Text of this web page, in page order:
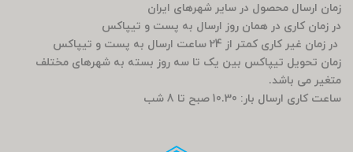
زمان ارسال محصول در سایر شهرهای ایران
در زمان کاری در همان روز ارسال به پست و تیپاکس
در زمان غیر کاری کمتر از 24 ساعت ارسال به پست و تیپاکس
زمان تحویل تیپاکس بین یک تا سه روز بسته به شهرهای مختلف
متغیر می باشد.
ساعت کاری ارسال بار: 10.30 صبح تا 8 شب